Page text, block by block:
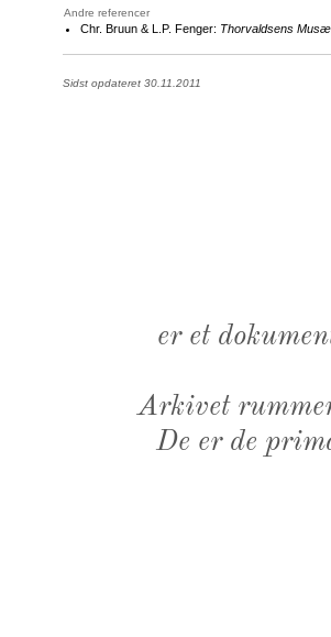
Andre referencer
Chr. Bruun & L.P. Fenger: Thorvaldsens
Sidst opdateret 30.11.2011
er et
Arkivet
De er de